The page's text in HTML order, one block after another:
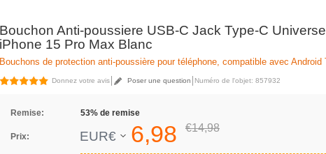
Bouchon Anti-poussiere USB-C Jack Type-C
iPhone 15 Pro Max Blanc
Bouchons de protection anti-poussière pour téléphone, compatible avec Android
Donnez votre avis Poser une question Numéro de l'objet: 857932
Remise: 53% de remise
Prix: EUR€ 6,98 €14,98